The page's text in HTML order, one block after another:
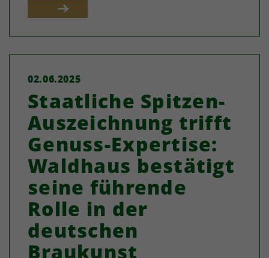
02.06.2025
Staatliche Spitzen-
Auszeichnung trifft
Genuss-Expertise:
Waldhaus bestätigt
seine führende
Rolle in der
deutschen
Braukunst